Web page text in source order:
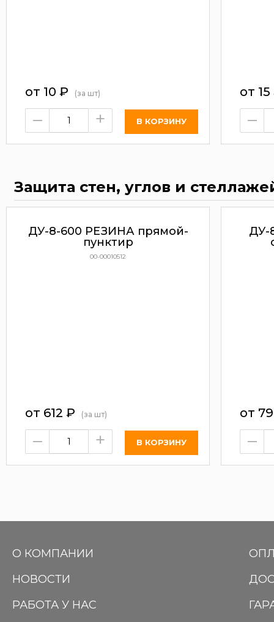
от 10 ₽ (за шт)
– +
от 15
–
Защита стен, углов и
ДУ-8-600 РЕЗИНА прямой-
пунктир
00-00010512
от 612 ₽ (за шт)
– +
ДУ-
от
–
О КОМПАНИИ
НОВОСТИ
РАБОТА У НАС